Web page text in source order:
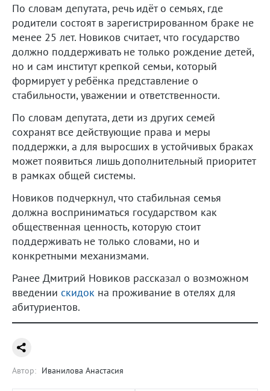
По словам депутата, речь идёт о семьях, где
родители состоят в зарегистрированном браке не
менее 25 лет. Новиков считает, что государство
должно поддерживать не только рождение детей,
но и сам институт крепкой семьи, который
формирует у ребёнка представление о
стабильности, уважении и ответственности.
По словам депутата, дети из других семей
сохранят все действующие права и меры
поддержки, а для выросших в устойчивых браках
может появиться лишь дополнительный приоритет
в рамках общей системы.
Новиков подчеркнул, что стабильная семья
должна восприниматься государством как
общественная ценность, которую стоит
поддерживать не только словами, но и
конкретными механизмами.
Ранее Дмитрий Новиков рассказал о возможном
введении скидок на проживание в отелях для
абитуриентов.
Автор: Иванилова Анастасия